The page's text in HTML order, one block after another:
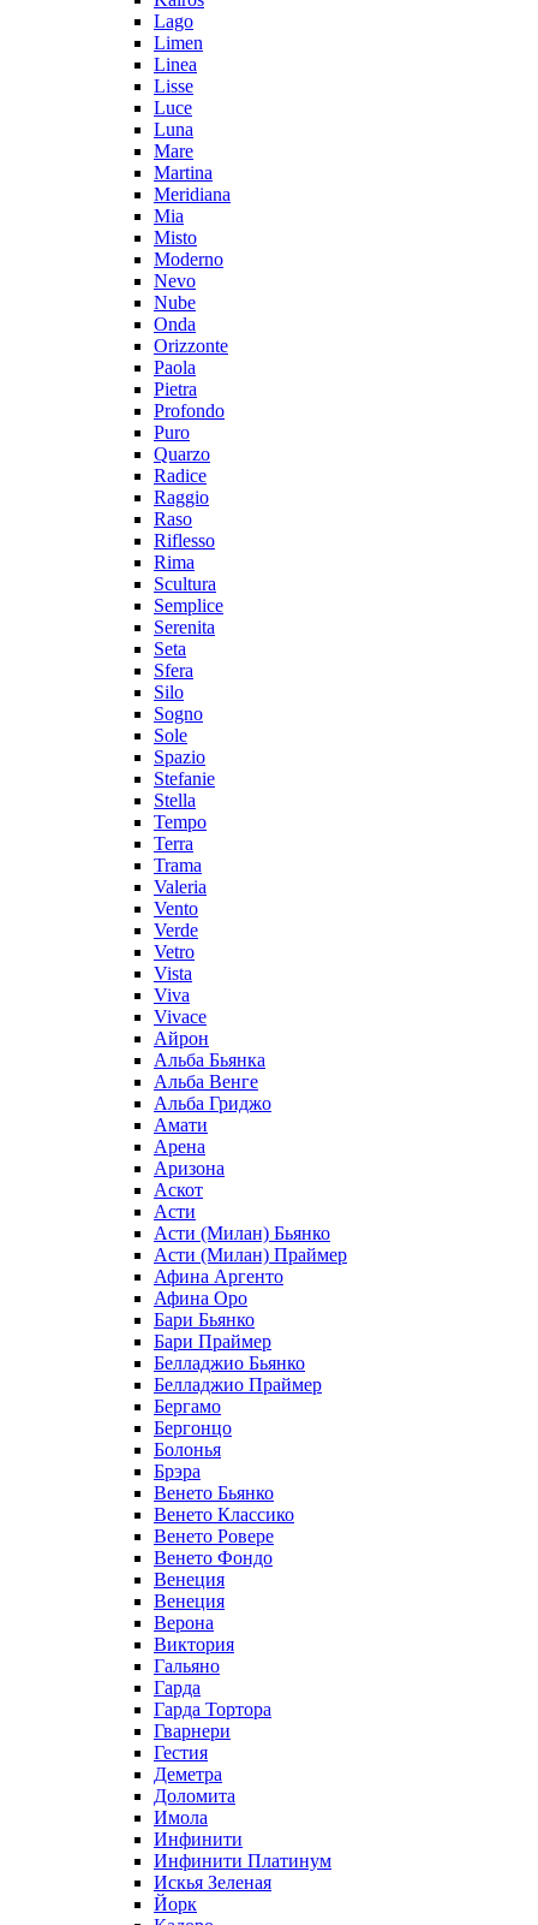
Lago
Limen
Linea
Lisse
Luce
Luna
Mare
Martina
Meridiana
Mia
Misto
Moderno
Nevo
Nube
Onda
Orizzonte
Paola
Pietra
Profondo
Puro
Quarzo
Radice
Raggio
Raso
Riflesso
Rima
Scultura
Semplice
Serenita
Seta
Sfera
Silo
Sogno
Sole
Spazio
Stefanie
Stella
Tempo
Terra
Trama
Valeria
Vento
Verde
Vetro
Vista
Viva
Vivace
Айрон
Альба Бьянка
Альба Венге
Альба Гриджо
Амати
Арена
Аризона
Аскот
Асти
Асти (Милан) Бьянко
Асти (Милан) Праймер
Афина Аргенто
Афина Оро
Бари Бьянко
Бари Праймер
Белладжио Бьянко
Белладжио Праймер
Бергамо
Бергонцо
Болонья
Брэра
Венето Бьянко
Венето Классико
Венето Ровере
Венето Фондо
Венеция
Венеция
Верона
Виктория
Гальяно
Гарда
Гарда Тортора
Гварнери
Гестия
Деметра
Доломита
Имола
Инфинити
Инфинити Платинум
Искья Зеленая
Йорк